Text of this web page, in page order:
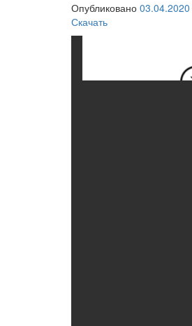
Опубликовано 03.04.2020
Скачать